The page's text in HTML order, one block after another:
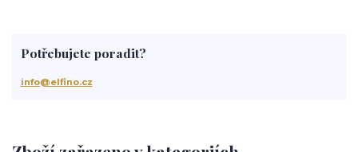
Potřebujete poradit?
info@elfino.cz